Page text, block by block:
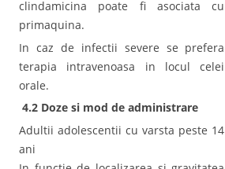
clindamicina poate fi asociata cu
primaquina.
In caz de infectii severe se prefera
terapia intravenoasa in locul celei
orale.
4.2 Doze si mod de administrare
Adultii adolescentii cu varsta peste 14
ani